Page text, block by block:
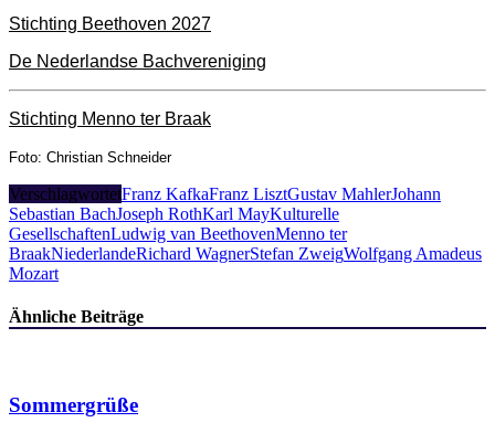
Stichting Beethoven 2027
De Nederlandse Bachvereniging
Stichting Menno ter Braak
Foto: Christian Schneider
VerschlagwortetFranz KafkaFranz LisztGustav MahlerJohann
Sebastian BachJoseph RothKarl MayKulturelle
GesellschaftenLudwig van BeethovenMenno ter
BraakNiederlandeRichard WagnerStefan ZweigWolfgang Amadeus
Mozart
Ähnliche Beiträge
Sommergrüße